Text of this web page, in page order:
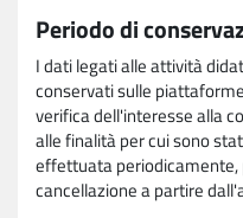
Periodo di
I dati legati alle attività
conservati sulle
verifica dell'interesse alla
alle finalità per cui sono
effettuata periodicamente,
cancellazione a partire